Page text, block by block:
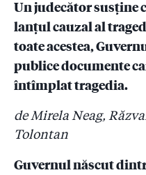
2.6
#Colectiv: Drapelul
firmelor care au dat
Raed Arafat?
2.7
Pompierii au
Colectiv să facă un
Arena, stadion pe
autorizat!
2.8
Sora și nepotul
iau avize ISU
Un judecător susține
lanțul cauzal al
toate acestea,
publice documente
întîmplat tragedia.
de Mirela Neag,
Tolontan
Guvernul născut